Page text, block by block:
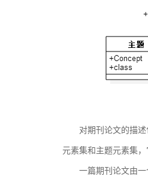
对期刊论文的描
元素集和主题元素集
一篇期刊论文由